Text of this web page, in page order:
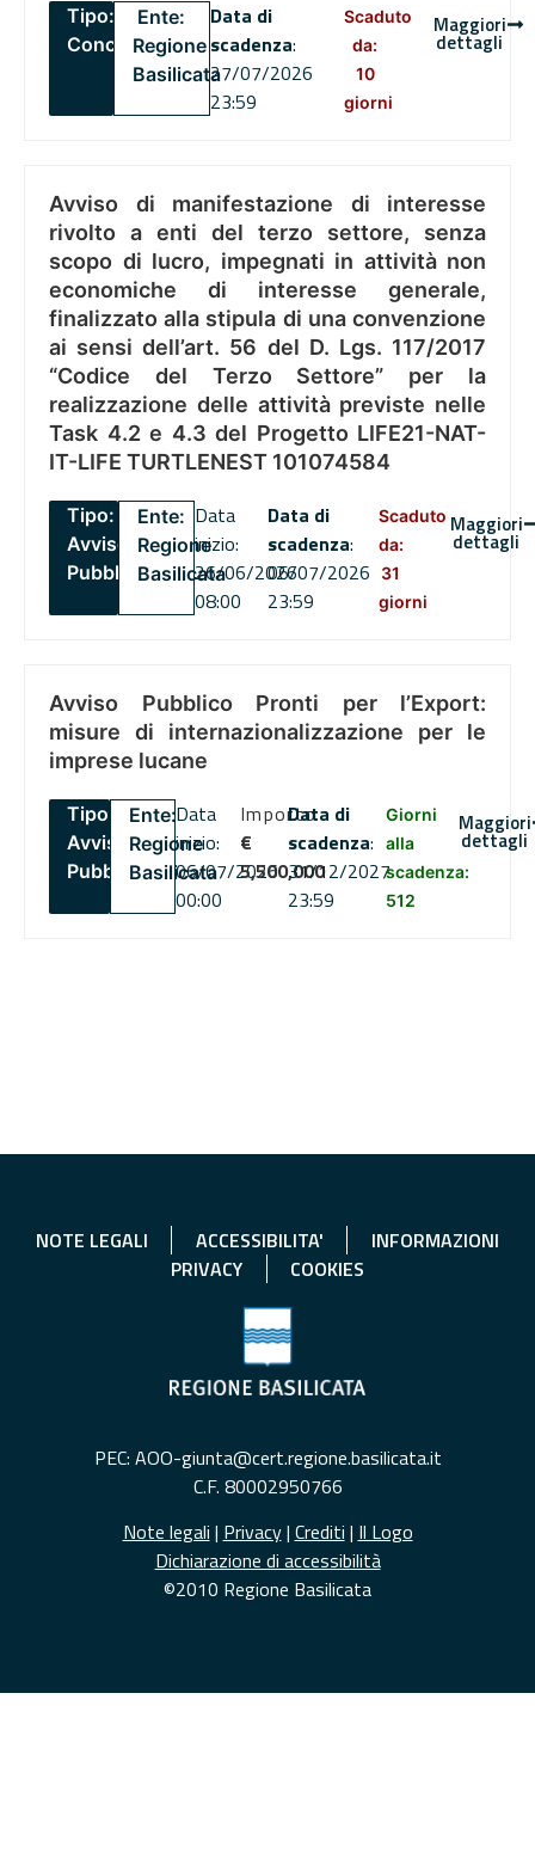
Tipo:
Concorsi
Ente:
Regione
Basilicata
Data di
scadenza:
27/07/2026
23:59
Scaduto
da:
10
giorni
Maggiori
dettagli
Avviso di manifestazione di interesse
rivolto a enti del terzo settore, senza
scopo di lucro, impegnati in attività non
economiche di interesse generale,
finalizzato alla stipula di una convenzione
ai sensi dell’art. 56 del D. Lgs. 117/2017
“Codice del Terzo Settore” per la
realizzazione delle attività previste nelle
Task 4.2 e 4.3 del Progetto LIFE21-NAT-
IT-LIFE TURTLENEST 101074584
Tipo:
Avviso
Pubblico
Ente:
Regione
Basilicata
Data
inizio:
26/06/2026
08:00
Data di
scadenza:
06/07/2026
23:59
Scaduto
da:
31
giorni
Maggiori
dettagli
Avviso Pubblico Pronti per l’Export:
misure di internazionalizzazione per le
imprese lucane
Tipo:
Avviso
Pubblico
Ente:
Regione
Basilicata
Data
inizio:
06/07/2026
00:00
Importo
€
5,500,000
Data di
scadenza:
31/12/2027
23:59
Giorni
alla
scadenza:
512
Maggiori
dettagli
NOTE LEGALI ACCESSIBILITA'
INFORMAZIONI
PRIVACY
COOKIES
PEC: AOO-giunta@cert.regione.basilicata.it
C.F. 80002950766
Note legali | Privacy| Crediti | Il Logo
Dichiarazione di accessibilità
©2010 Regione Basilicata